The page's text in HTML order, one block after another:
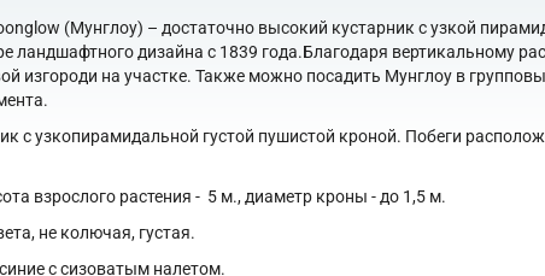
(Мунглоу) – достаточно высокий кустарник с узкой
ландшафтного дизайна с 1839 года.Благодаря вертикальному
изгороди на участке. Также можно посадить Мунглоу в
с узкопирамидальной густой пушистой кроной. Побеги
взрослого растения - 5 м., диаметр кроны - до 1,5 м.
не колючая, густая.
с сизоватым налетом.